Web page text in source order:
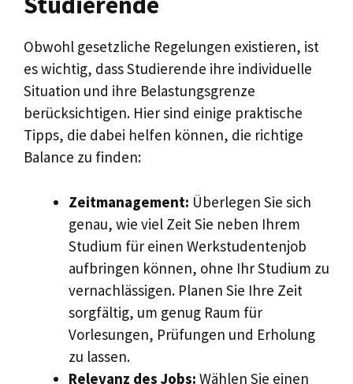
Obwohl gesetzliche Regelungen existieren, ist
es wichtig, dass Studierende ihre individuelle
Situation und ihre Belastungsgrenze
berücksichtigen. Hier sind einige praktische
Tipps, die dabei helfen können, die richtige
Balance zu finden:
Zeitmanagement: Überlegen Sie sich
genau, wie viel Zeit Sie neben Ihrem
Studium für einen Werkstudentenjob
aufbringen können, ohne Ihr Studium zu
vernachlässigen. Planen Sie Ihre Zeit
sorgfältig, um genug Raum für
Vorlesungen, Prüfungen und Erholung
zu lassen.
Relevanz des Jobs: Wählen Sie einen